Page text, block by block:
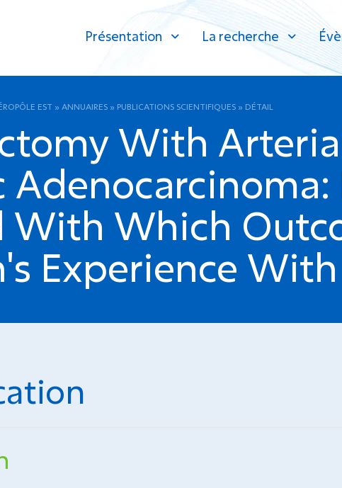
Présentation La recherche
EST » ANNUAIRES » PUBLICATIONS SCIENTIFIQUES » DÉTAIL
With
With Which
Experience With